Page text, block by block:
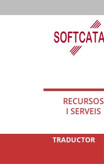
RECURSOS
I SERVEIS
TRADUCTOR